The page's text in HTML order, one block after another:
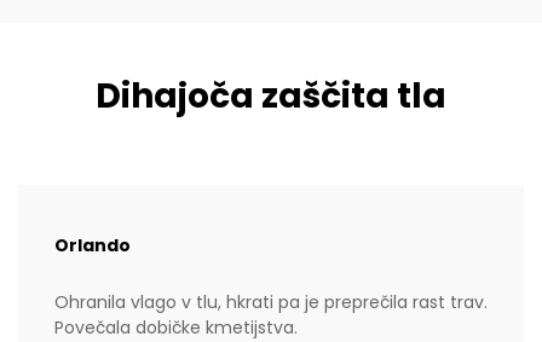
Dihajoča zaščita tla
Orlando
Ohranila vlago v tlu, hkrati pa je preprečila rast trav.
Povečala dobičke kmetijstva.